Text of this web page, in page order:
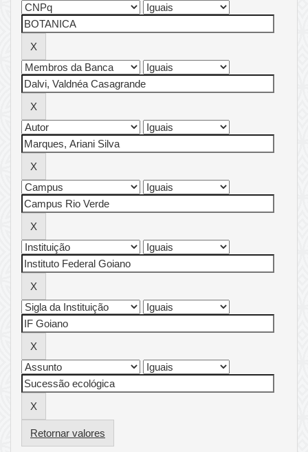
Retornar valores